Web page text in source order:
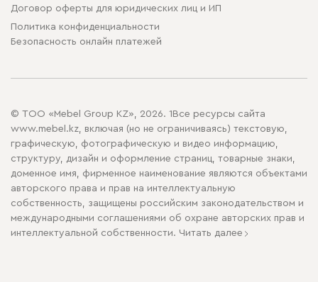
Договор оферты для юридических лиц и ИП
Политика конфиденциальности
Безопасность онлайн платежей
© ТОО «Mebel Group KZ», 2026. 1Все ресурсы сайта
www.mebel.kz, включая (но не ограничиваясь) текстовую,
графическую, фотографическую и видео информацию,
структуру, дизайн и оформление страниц, товарные знаки,
доменное имя, фирменное наименование являются объектами
авторского права и прав на интеллектуальную
собственность, защищены российским законодательством и
международными соглашениями об охране авторских прав и
интеллектуальной собственности. Читать далее